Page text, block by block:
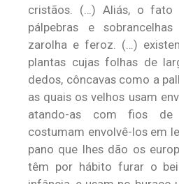
cristãos. (…) Aliás, o fato
pálpebras e
zarolha e feroz. (…)
plantas cujas folhas de
dedos, côncavas como a
as quais os velhos usam
atando-as com fios de
costumam envolvê-los em
pano que lhes dão os
têm por hábito furar o